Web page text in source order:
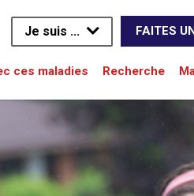
Je suis ... FAITES
ces maladies Recherche